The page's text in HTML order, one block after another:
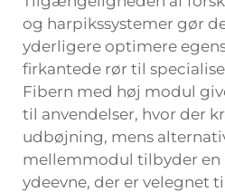
og harpikssystemer gør
yderligere optimere
firkantede rør til
Fibern med høj modul
til anvendelser, hvor der
udbøjning, mens
mellemmodul tilbyder en
ydeevne, der er velegnet